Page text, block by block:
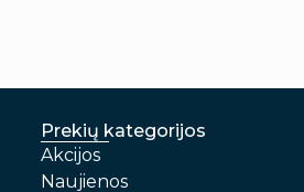
Prekių kategorijos
Akcijos
Naujienos